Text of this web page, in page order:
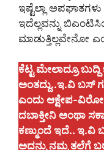
ಇಷ್ಟೆಲ್ಲಾ ಅಪಘಾತಗಳು
ಇದೆಲ್ಲವನ್ನು
ಮಾಡುತ್ತಿಲ್ಲವೇನೋ
ಕೆಟ್ಟ ಮೇಲಾದ್ರೂ
ಅಂತದ್ದು..ಇ.ವಿ ಬಸ್‌
ಎಂದು ಆಕ್ಷೇಪ-
ದಬಾಕ್ತೀನಿ ಅಂಥಾ
ಕಣ್ಮುಂದೆ ಇದೆ.. ಇ.ವಿ
ಅದನ್ನು ನಮ್ಮ ತಲೆಗೆ